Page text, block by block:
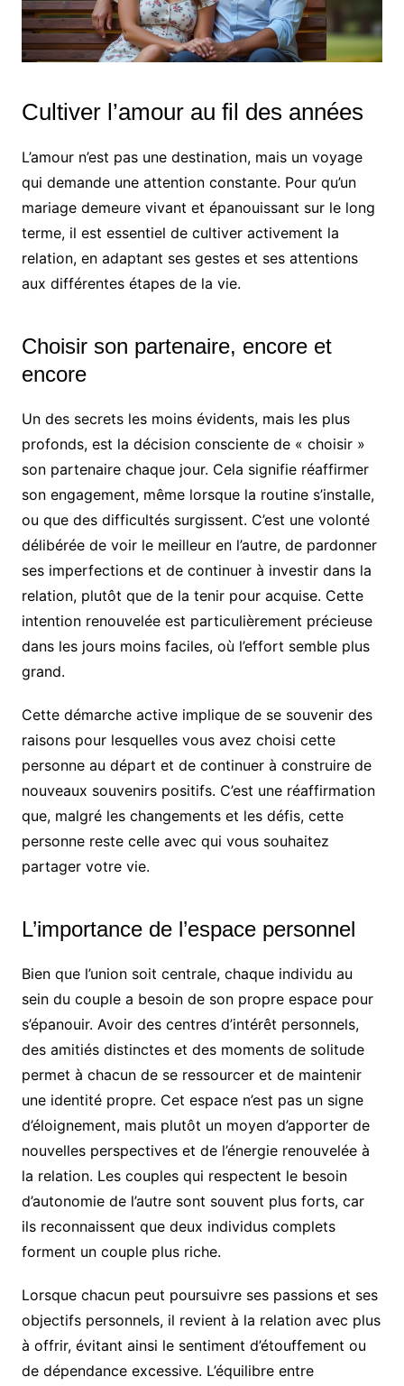
Cultiver l’amour au fil des années
L’amour n’est pas une destination, mais un voyage
qui demande une attention constante. Pour qu’un
mariage demeure vivant et épanouissant sur le long
terme, il est essentiel de cultiver activement la
relation, en adaptant ses gestes et ses attentions
aux différentes étapes de la vie.
Choisir son partenaire, encore et
encore
Un des secrets les moins évidents, mais les plus
profonds, est la décision consciente de « choisir »
son partenaire chaque jour. Cela signifie réaffirmer
son engagement, même lorsque la routine s’installe,
ou que des difficultés surgissent. C’est une volonté
délibérée de voir le meilleur en l’autre, de pardonner
ses imperfections et de continuer à investir dans la
relation, plutôt que de la tenir pour acquise. Cette
intention renouvelée est particulièrement précieuse
dans les jours moins faciles, où l’effort semble plus
grand.
Cette démarche active implique de se souvenir des
raisons pour lesquelles vous avez choisi cette
personne au départ et de continuer à construire de
nouveaux souvenirs positifs. C’est une réaffirmation
que, malgré les changements et les défis, cette
personne reste celle avec qui vous souhaitez
partager votre vie.
L’importance de l’espace personnel
Bien que l’union soit centrale, chaque individu au
sein du couple a besoin de son propre espace pour
s’épanouir. Avoir des centres d’intérêt personnels,
des amitiés distinctes et des moments de solitude
permet à chacun de se ressourcer et de maintenir
une identité propre. Cet espace n’est pas un signe
d’éloignement, mais plutôt un moyen d’apporter de
nouvelles perspectives et de l’énergie renouvelée à
la relation. Les couples qui respectent le besoin
d’autonomie de l’autre sont souvent plus forts, car
ils reconnaissent que deux individus complets
forment un couple plus riche.
Lorsque chacun peut poursuivre ses passions et ses
objectifs personnels, il revient à la relation avec plus
à offrir, évitant ainsi le sentiment d’étouffement ou
de dépendance excessive. L’équilibre entre